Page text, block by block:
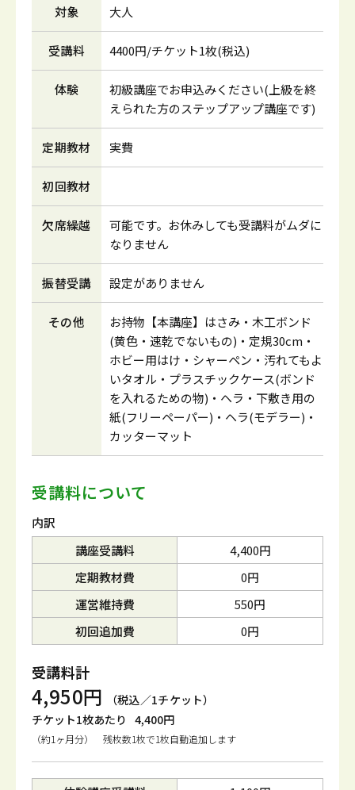
対象 大人
受講料 4400円/チケット1枚(税込)
体験
初級講座でお申込みください(上級を終
えられた方のステップアップ講座です)
定期教材 実費
初回教材
欠席繰越
可能です。お休みしても受講料がムダに
なりません
振替受講 設定がありません
その他
お持物【本講座】はさみ・木工ボンド
(黄色・速乾でないもの)・定規30cm・
ホビー用はけ・シャーペン・汚れてもよ
いタオル・プラスチックケース(ボンド
を入れるための物)・ヘラ・下敷き用の
紙(フリーペーパー)・ヘラ(モデラー)・
カッターマット
受講料について
内訳
講座受講料
4,400円
定期教材費
0円
運営維持費
550円
初回追加費
0円
受講料計
4,950円
（税込／1チケット）
チケット1枚あたり 4,400円
（約1ヶ月分） 残枚数1枚で1枚自動追加します